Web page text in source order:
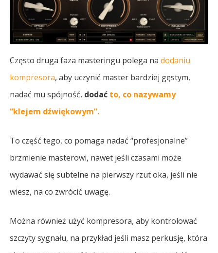
Często druga faza masteringu polega na dodaniu
kompresora, aby uczynić master bardziej gęstym,
nadać mu spójność, dodać to, co nazywamy
“klejem dźwiękowym”.
To część tego, co pomaga nadać “profesjonalne”
brzmienie masterowi, nawet jeśli czasami może
wydawać się subtelne na pierwszy rzut oka, jeśli nie
wiesz, na co zwrócić uwagę.
Można również użyć kompresora, aby kontrolować
szczyty sygnału, na przykład jeśli masz perkusję, która